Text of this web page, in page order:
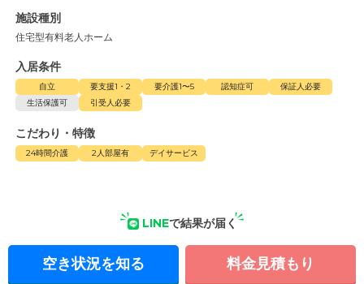
施設種別
住宅型有料老人ホーム
入居条件
自立 要支援1・2 要介護1〜5 認知症可
保証人必要
生活保護可
引受人必要
こだわり・特徴
24時間介護 2人部屋有 デイサービス
LINEで結果が届く
空き状況を知る 料金見積もり